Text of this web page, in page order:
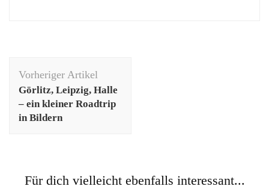
Vorheriger Artikel
Görlitz, Leipzig, Halle
– ein kleiner Roadtrip
in Bildern
Für dich vielleicht ebenfalls interessant...